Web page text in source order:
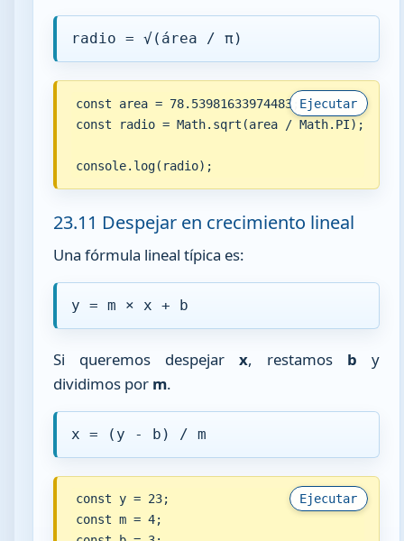
radio = √(área / π)
Ejecutar
const area = 78.53981633974483;
const radio = Math.sqrt(area / Math.PI);
console.log(radio);
23.11 Despejar en crecimiento lineal
Una fórmula lineal típica es:
y = m × x + b
Si queremos despejar x, restamos b y
dividimos por m.
x = (y - b) / m
Ejecutar
const y = 23;
const m = 4;